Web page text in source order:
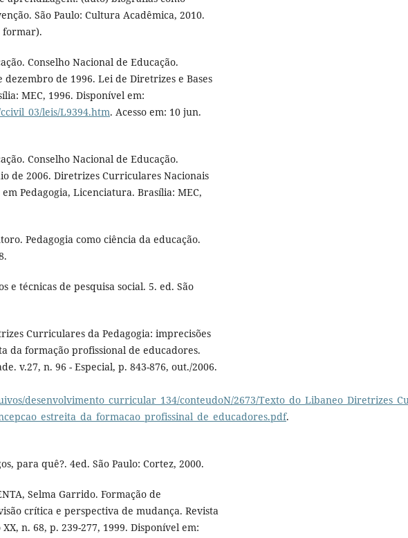
São Paulo: Cultura Acadêmica, 2010.
formar).
Conselho Nacional de Educação.
dezembro de 1996. Lei de Diretrizes e Bases
MEC, 1996. Disponível em:
leis/L9394.htm. Acesso em: 10 jun.
Conselho Nacional de Educação.
de 2006. Diretrizes Curriculares Nacionais
Pedagogia, Licenciatura. Brasília: MEC,
Pedagogia como ciência da educação.
e técnicas de pesquisa social. 5. ed. São
Curriculares da Pedagogia: imprecisões
da formação profissional de educadores.
v.27, n. 96 - Especial, p. 843-876, out./2006.
desenvolvimento_curricular_134/conteudoN/2673/
.
para quê?. 4ed. São Paulo: Cortez, 2000.
Selma Garrido. Formação de
crítica e perspectiva de mudança. Revista
n. 68, p. 239-277, 1999. Disponível em: